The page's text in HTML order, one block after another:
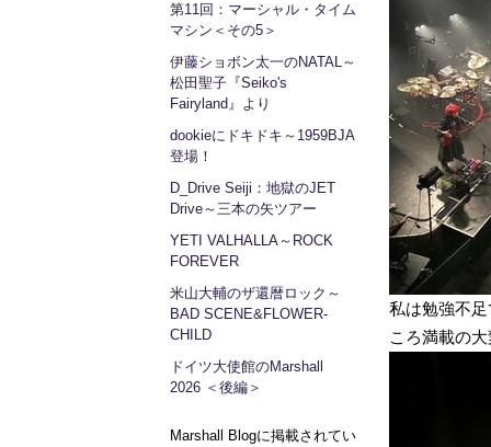
第11回：マーシャル・タイム
マシン＜その5＞
伊藤ショボン太一のNATAL～
松田聖子『Seiko's
Fairyland』より
dookieにドキドキ～1959BJA
登場！
D_Drive Seiji：地獄のJET
Drive～三本の矢ツアー
YETI VALHALLA～ROCK
FOREVER
米山大輔のザ還暦ロック～
BAD SCENE&FLOWER-
CHILD
ドイツ大使館のMarshall
2026 ＜後編＞
Marshall Blogに掲載されてい
私は勉強不
ころ満載の